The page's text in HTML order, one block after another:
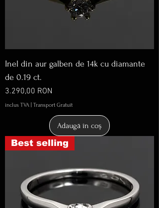
Inel din aur galben de 14k cu diamante
de 0.19 ct.
Preț
3.290,00 RON
inclus TVA Transport Gratuit
Adaugă în coș
Best selling